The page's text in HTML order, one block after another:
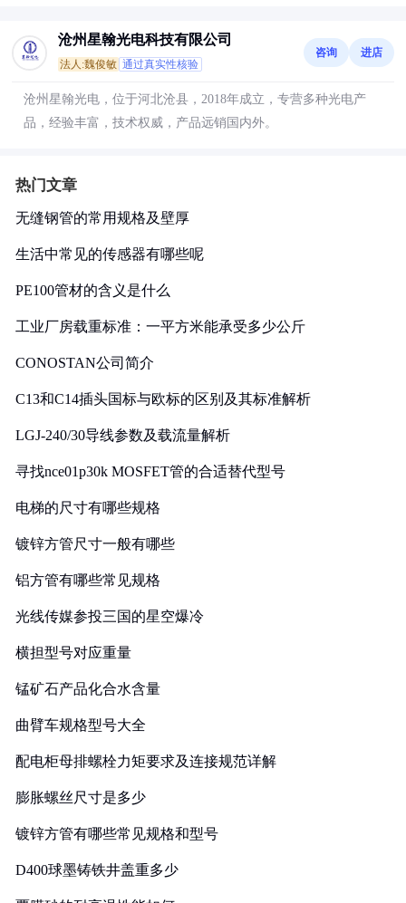
沧州星翰光电科技有限公司
法人:魏俊敏 通过真实性核验
咨询 进店
沧州星翰光电，位于河北沧县，2018年成立，专营多种光电产
品，经验丰富，技术权威，产品远销国内外。
热门文章
无缝钢管的常用规格及壁厚
生活中常见的传感器有哪些呢
PE100管材的含义是什么
工业厂房载重标准：一平方米能承受多少公斤
CONOSTAN公司简介
C13和C14插头国标与欧标的区别及其标准解析
LGJ-240/30导线参数及载流量解析
寻找nce01p30k MOSFET管的合适替代型号
电梯的尺寸有哪些规格
镀锌方管尺寸一般有哪些
铝方管有哪些常见规格
光线传媒参投三国的星空爆冷
横担型号对应重量
锰矿石产品化合水含量
曲臂车规格型号大全
配电柜母排螺栓力矩要求及连接规范详解
膨胀螺丝尺寸是多少
镀锌方管有哪些常见规格和型号
D400球墨铸铁井盖重多少